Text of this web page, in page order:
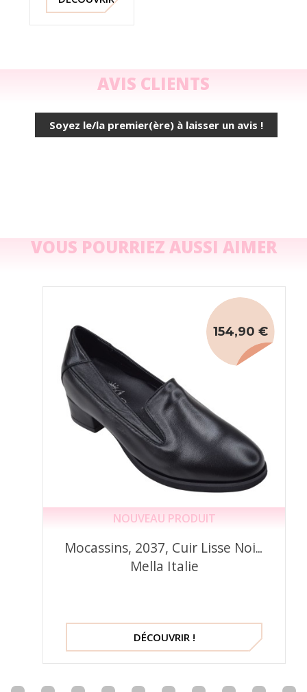
Mella
Italie
AVIS CLIENTS
Soyez le/la premier(ère) à laisser un avis !
VOUS POURRIEZ AUSSI AIMER
NOUVEAU PRODUIT
Mocassins, 2037, Cuir Lisse Noir,
Mella Italie
154,90 €
DÉCOUVRIR !